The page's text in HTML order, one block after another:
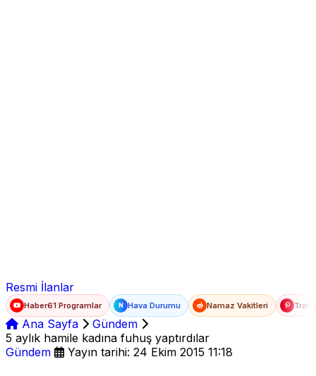
Resmi İlanlar
Haber61 Programlar N Hava Durumu Namaz Vakitleri
Ana Sayfa
Gündem
5 aylık hamile kadına fuhuş yaptırdılar
Gündem
Yayın tarihi: 24 Ekim 2015 11:18